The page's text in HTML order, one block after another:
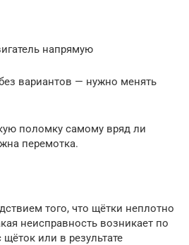
напрямую
вариантов — нужно менять
поломку самому вряд ли
перемотка.
того, что щётки неплотно
неисправность возникает по
или в результате